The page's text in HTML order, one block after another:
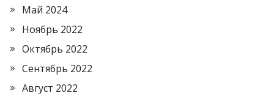
Май 2024
Ноябрь 2022
Октябрь 2022
Сентябрь 2022
Август 2022